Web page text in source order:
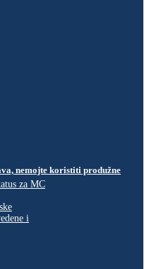
nemojte koristiti produžne
za MC
i